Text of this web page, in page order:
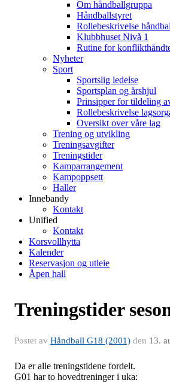
Om håndballgruppa
Håndballstyret
Rollebeskrivelse
Klubbhuset Nivå 1
Rutine for
Nyheter
Sport
Sportslig ledelse
Sportsplan og årshjul
Prinsipper for tildeling
Rollebeskrivelse
Oversikt over våre lag
Trening og utvikling
Treningsavgifter
Treningstider
Kamparrangement
Kampoppsett
Haller
Innebandy
Kontakt
Unified
Kontakt
Korsvollhytta
Kalender
Reservasjon og utleie
Åpen hall
Treningstider
Postet av Håndball G18 (2001) den 13.
Da er alle treningstidene fordelt.
G01 har to hovedtreninger i uka: